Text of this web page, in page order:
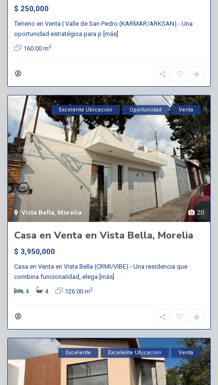
$ 250,000
Terreno en Venta | Valle de San Pedro (KARMAR/ARKSAN).- Una
oportunidad estratégica para p [más]
160.00 m2
20
Vista Bella Morelia
Excelente Ubicación Oportunidad Venta
Casa en Venta en Vista Bella, Morelia
$ 3,950,000
Casa en Venta en Vista Bella (CRMI/VIBE).- Una residencia que
combina funcionalidad, elega [más]
4
4 126.00 m2
Excelente Excelente Ubicación Venta